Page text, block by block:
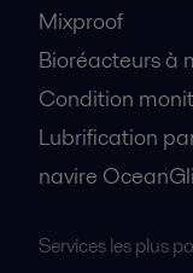
Mixproof
Bioréacteurs à
Condition
Lubrification
navire
Services les plus